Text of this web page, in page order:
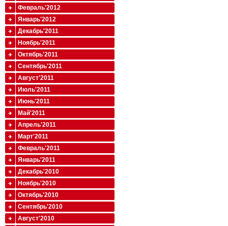
Февраль'2012
Январь'2012
Декабрь'2011
Ноябрь'2011
Октябрь'2011
Сентябрь'2011
Август'2011
Июль'2011
Июнь'2011
Май'2011
Апрель'2011
Март'2011
Февраль'2011
Январь'2011
Декабрь'2010
Ноябрь'2010
Октябрь'2010
Сентябрь'2010
Август'2010